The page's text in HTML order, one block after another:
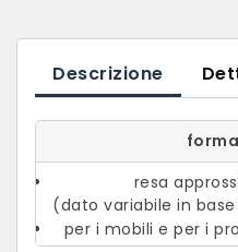
Descrizione
resa
(dato variabile in
per i mobili e per i